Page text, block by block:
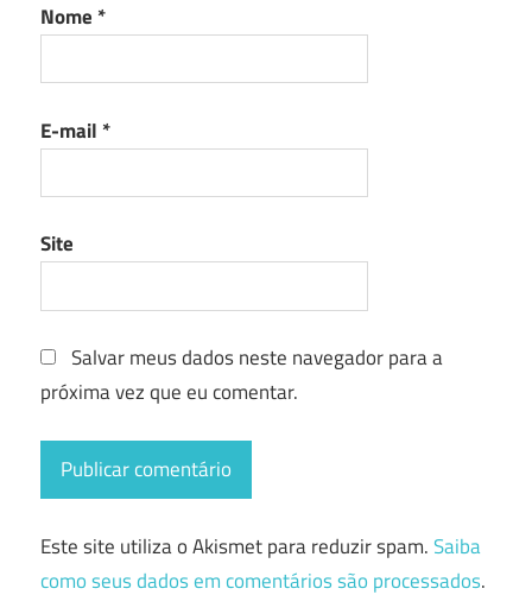
Nome *
E-mail *
Site
Salvar meus dados neste navegador para a
próxima vez que eu comentar.
Este site utiliza o Akismet para reduzir spam.Saiba
como seus dados em comentários são processados.